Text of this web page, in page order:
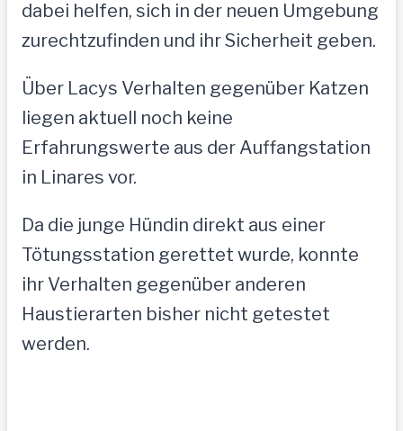
dabei helfen, sich in der neuen Umgebung
zurechtzufinden und ihr Sicherheit geben.
Über Lacys Verhalten gegenüber Katzen
liegen aktuell noch keine
Erfahrungswerte aus der Auffangstation
in Linares vor.
Da die junge Hündin direkt aus einer
Tötungsstation gerettet wurde, konnte
ihr Verhalten gegenüber anderen
Haustierarten bisher nicht getestet
werden.